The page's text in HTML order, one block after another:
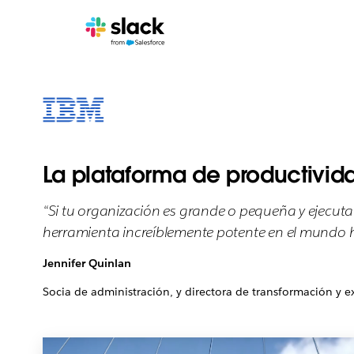
La plataforma de
“Si tu organización es grande o pequeña y
herramienta increíblemente potente en el mundo
Jennifer Quinlan
Socia de administración, y directora de transformación y